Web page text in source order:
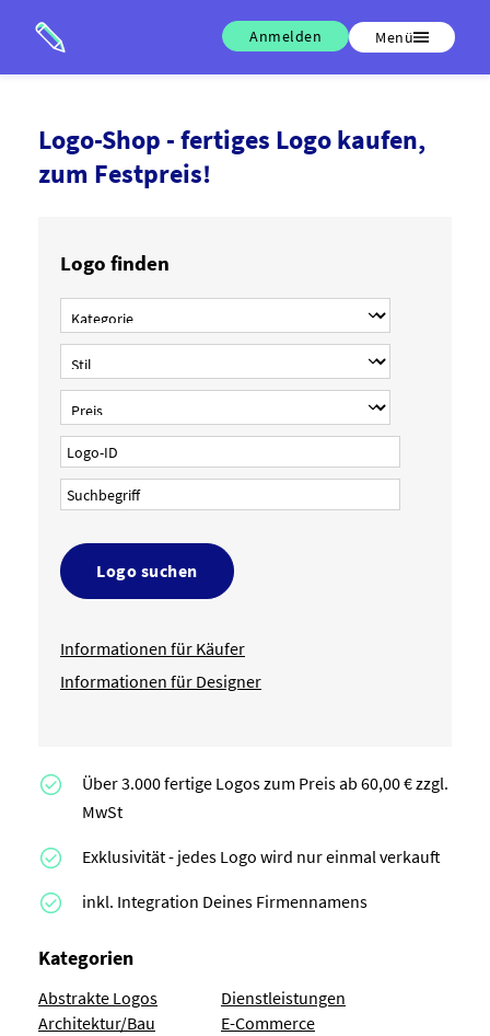
Anmelden Menü
Logo-Shop - fertiges Logo kaufen,
zum Festpreis!
Logo finden
Logo suchen
Informationen für Käufer
Informationen für Designer
Über 3.000 fertige Logos zum Preis ab 60,00 € zzgl.
MwSt
Exklusivität - jedes Logo wird nur einmal verkauft
inkl. Integration Deines Firmennamens
Kategorien
Abstrakte Logos
Architektur/Bau
Dienstleistungen
E-Commerce